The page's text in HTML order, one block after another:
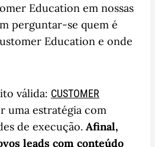
Education em nossas
perguntar-se quem é
Education e onde
válida: CUSTOMER
uma estratégia com
de execução. Afinal,
leads com conteúdo